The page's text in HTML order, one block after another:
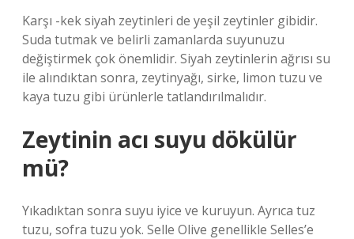
Karşı -kek siyah zeytinleri de yeşil zeytinler gibidir.
Suda tutmak ve belirli zamanlarda suyunuzu
değiştirmek çok önemlidir. Siyah zeytinlerin ağrısı su
ile alındıktan sonra, zeytinyağı, sirke, limon tuzu ve
kaya tuzu gibi ürünlerle tatlandırılmalıdır.
Zeytinin acı suyu dökülür
mü?
Yıkadıktan sonra suyu iyice ve kuruyun. Ayrıca tuz
tuzu, sofra tuzu yok. Selle Olive genellikle Selles’e